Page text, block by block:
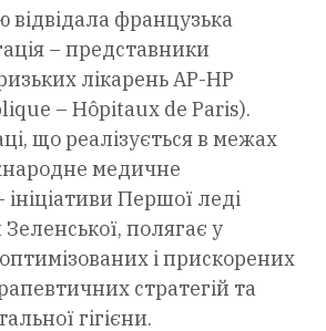
французька
– представники
лікарень AP-HP
– Hôpitaux de Paris).
що реалізується в межах
медичне
Першої леді
полягає у
і прискорених
стратегій та
гігієни.